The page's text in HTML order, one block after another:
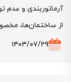
آرماتوربندی و
از ساختمان‌ها،
۱۴۰۳/۰۷/۲۹